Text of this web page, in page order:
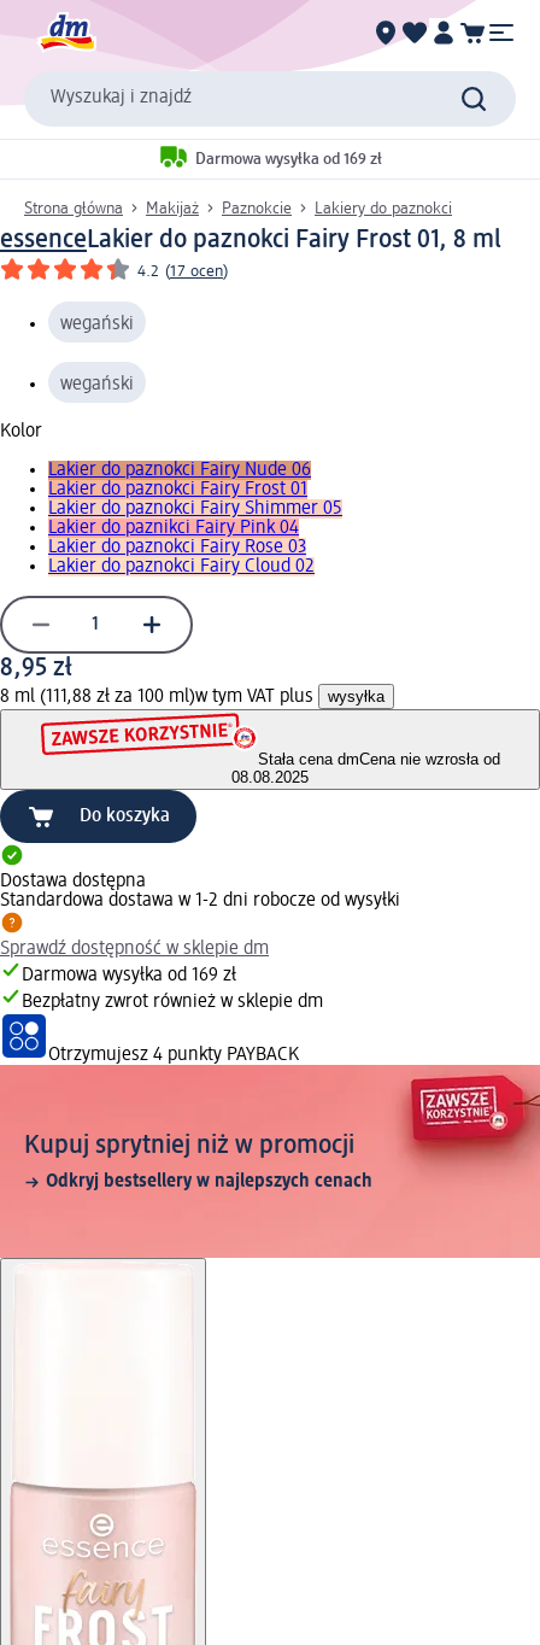
Wyszukaj i znajdź
Darmowa wysyłka od 169 zł
Strona główna Makijaż Paznokcie Lakiery do paznokci
essenceLakier do paznokci Fairy Frost 01, 8 ml
4.2 (17 ocen)
wegański
wegański
Kolor
Lakier do paznokci Fairy Nude 06
Lakier do paznokci Fairy Frost 01
Lakier do paznokci Fairy Shimmer 05
Lakier do paznikci Fairy Pink 04
Lakier do paznokci Fairy Rose 03
Lakier do paznokci Fairy Cloud 02
8,95 zł
8 ml (111,88 zł za 100 ml)w tym VAT plus wysyłka
Stała cena dmCena nie wzrosła od
08.08.2025
Do koszyka
Dostawa dostępna
Standardowa dostawa w 1-2 dni robocze od wysyłki
Sprawdź dostępność w sklepie dm
Darmowa wysyłka od 169 zł
Bezpłatny zwrot również w sklepie dm
Otrzymujesz 4 punkty PAYBACK
Kupuj sprytniej niż w promocji
Odkryj bestsellery w najlepszych cenach